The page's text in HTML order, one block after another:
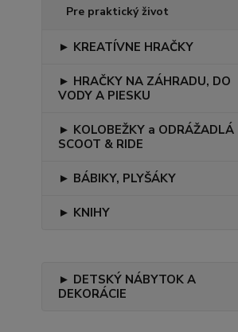
Pre praktický život
► KREATÍVNE HRAČKY
► HRAČKY NA ZÁHRADU, DO
VODY A PIESKU
► KOLOBEŽKY a ODRÁŽADLÁ
SCOOT & RIDE
► BÁBIKY, PLYŠÁKY
► KNIHY
► DETSKÝ NÁBYTOK A
DEKORÁCIE